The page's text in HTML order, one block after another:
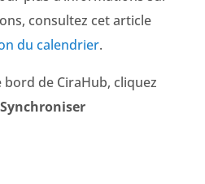
consultez cet article
du calendrier.
bord de CiraHub, cliquez
Synchroniser